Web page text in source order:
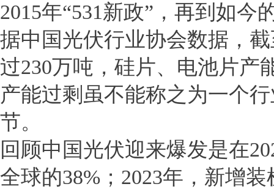
2015年“531新政”，再到如
据中国光伏行业协会数据，
过230万吨，硅片、电池片产
产能过剩虽不能称之为一个
节。
回顾中国光伏迎来爆发是在
全球的38%；2023年，新增